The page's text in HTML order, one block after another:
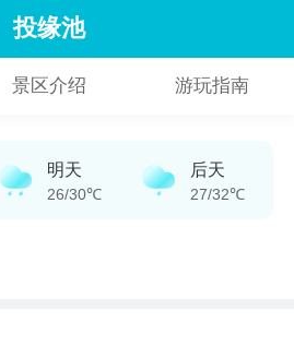
投缘池
景区介绍 游玩指南
明天
26/30℃
后天
27/32℃